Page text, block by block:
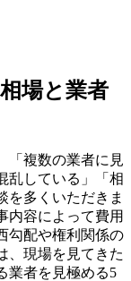
場と業者
「複数の業者に見
乱している」「相
を多くいただきま
内容によって費用
勾配や権利関係の
、現場を見てきた
業者を見極める5